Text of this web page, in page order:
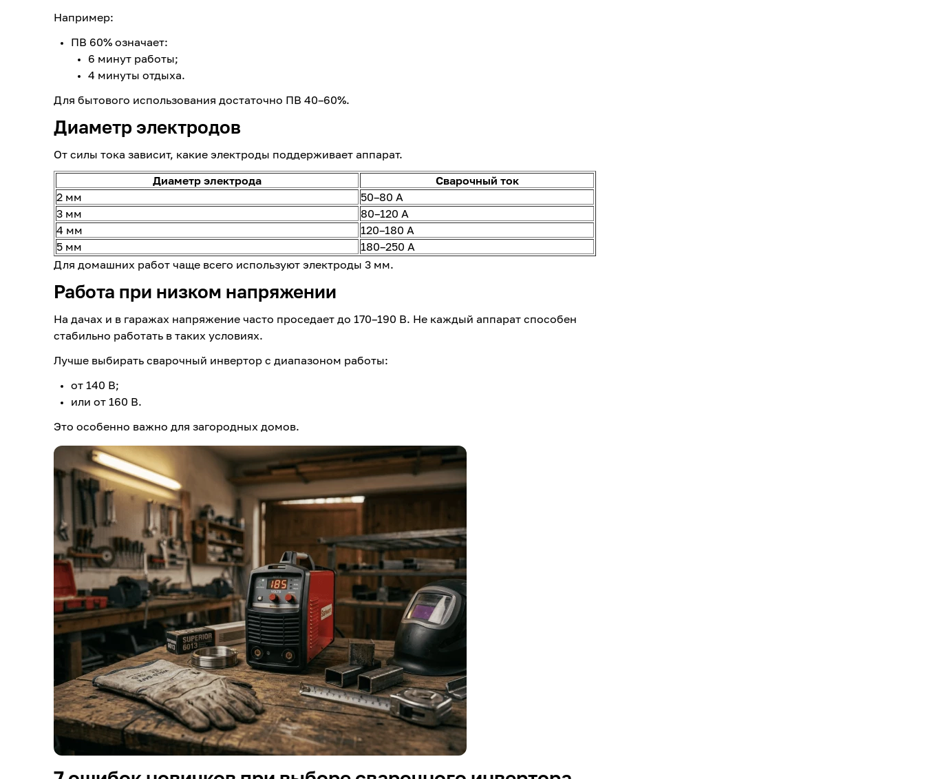
Например:
ПВ 60% означает:
6 минут работы;
4 минуты отдыха.
Для бытового использования достаточно ПВ 40–60%.
Диаметр электродов
От силы тока зависит, какие электроды поддерживает аппарат.
Диаметр электрода
Сварочный ток
2 мм
50–80 А
3 мм
80–120 А
4 мм
120–180 А
5 мм
180–250 А
Для домашних работ чаще всего используют электроды 3 мм.
Работа при низком напряжении
На дачах и в гаражах напряжение часто проседает до 170–190 В. Не каждый аппарат способен
стабильно работать в таких условиях.
Лучше выбирать сварочный инвертор с диапазоном работы:
от 140 В;
или от 160 В.
Это особенно важно для загородных домов.